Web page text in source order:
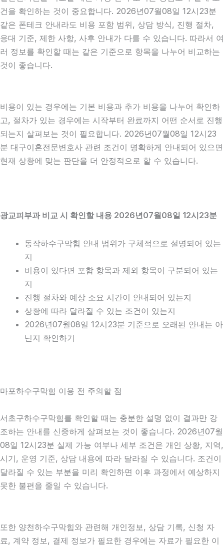
건을 확인하는 것이 중요합니다. 2026년07월08일 12시23분
같은 폰테크 안내라도 비용 포함 범위, 상담 방식, 진행 절차,
응대 기준, 제한 사항, 사후 안내가 다를 수 있습니다. 따라서 여
러 정보를 확인할 때는 같은 기준으로 항목을 나누어 비교하는
것이 좋습니다.
비용이 있는 경우에는 기본 비용과 추가 비용을 나누어 확인하
고, 절차가 있는 경우에는 시작부터 완료까지 어떤 순서로 진행
되는지 살펴보는 것이 필요합니다. 2026년07월08일 12시23
분 대구이혼전문변호사 관련 조건이 명확하게 안내되어 있으면
현재 상황에 맞는 판단을 더 안정적으로 할 수 있습니다.
광교피부과 비교 시 확인할 내용 2026년07월08일 12시23분
동작하수구막힘 안내 범위가 구체적으로 설명되어 있는
지
비용이 있다면 포함 항목과 제외 항목이 구분되어 있는
지
진행 절차와 예상 소요 시간이 안내되어 있는지
상황에 따라 달라질 수 있는 조건이 있는지
2026년07월08일 12시23분 기준으로 오래된 안내는 아
닌지 확인하기
마포하수구막힘 이용 전 주의할 점
서초구하수구막힘를 확인할 때는 충분한 설명 없이 결과만 강
조하는 안내를 신중하게 살펴보는 것이 좋습니다. 2026년07월
08일 12시23분 실제 가능 여부나 세부 조건은 개인 상황, 지역,
시기, 운영 기준, 상담 내용에 따라 달라질 수 있습니다. 조건이
달라질 수 있는 부분을 미리 확인하면 이후 과정에서 예상하지
못한 불편을 줄일 수 있습니다.
또한 양천하수구막힘와 관련해 개인정보, 상담 기록, 신청 자
료, 계약 정보, 결제 정보가 필요한 경우에는 자료가 필요한 이